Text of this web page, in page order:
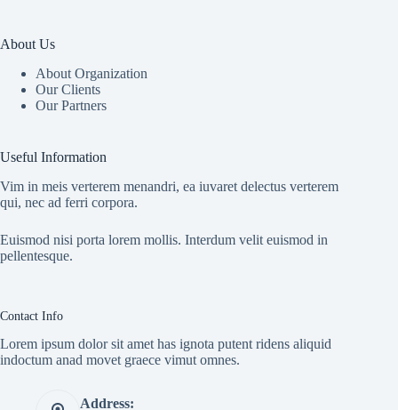
About Us
About Organization
Our Clients
Our Partners
Useful Information
Vim in meis verterem menandri, ea iuvaret delectus verterem
qui, nec ad ferri corpora.
Euismod nisi porta lorem mollis. Interdum velit euismod in
pellentesque.
Contact Info
Lorem ipsum dolor sit amet has ignota putent ridens aliquid
indoctum anad movet graece vimut omnes.
Address: